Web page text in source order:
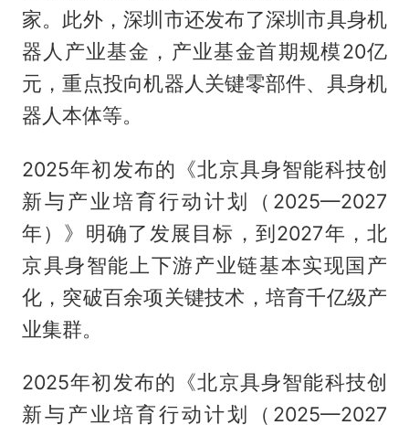
家。此外，深圳市还发布了深圳市具身机
器人产业基金，产业基金首期规模20亿
元，重点投向机器人关键零部件、具身机
器人本体等。
2025年初发布的《北京具身智能科技创
新与产业培育行动计划（2025—2027
年）》明确了发展目标，到2027年，北
京具身智能上下游产业链基本实现国产
化，突破百余项关键技术，培育千亿级产
业集群。
2025年初发布的《北京具身智能科技创
新与产业培育行动计划（2025—2027